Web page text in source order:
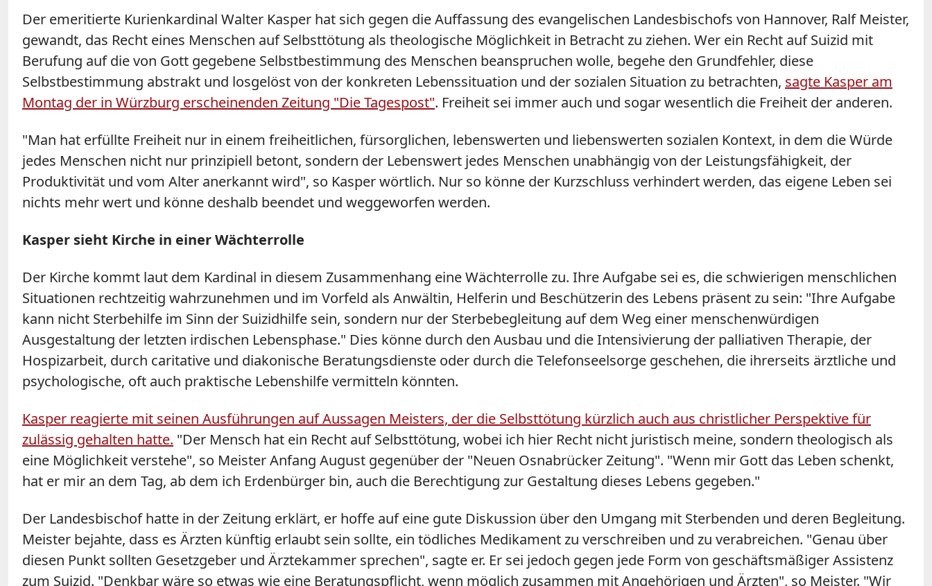
Der emeritierte Kurienkardinal Walter Kasper hat sich gegen die Auffassung des evangelischen Landesbischofs von Hannover, Ralf Meister,
gewandt, das Recht eines Menschen auf Selbsttötung als theologische Möglichkeit in Betracht zu ziehen. Wer ein Recht auf Suizid mit
Berufung auf die von Gott gegebene Selbstbestimmung des Menschen beanspruchen wolle, begehe den Grundfehler, diese
Selbstbestimmung abstrakt und losgelöst von der konkreten Lebenssituation und der sozialen Situation zu betrachten, sagte Kasper am
Montag der in Würzburg erscheinenden Zeitung "Die Tagespost". Freiheit sei immer auch und sogar wesentlich die Freiheit der anderen.
"Man hat erfüllte Freiheit nur in einem freiheitlichen, fürsorglichen, lebenswerten und liebenswerten sozialen Kontext, in dem die Würde
jedes Menschen nicht nur prinzipiell betont, sondern der Lebenswert jedes Menschen unabhängig von der Leistungsfähigkeit, der
Produktivität und vom Alter anerkannt wird", so Kasper wörtlich. Nur so könne der Kurzschluss verhindert werden, das eigene Leben sei
nichts mehr wert und könne deshalb beendet und weggeworfen werden.
Kasper sieht Kirche in einer Wächterrolle
Der Kirche kommt laut dem Kardinal in diesem Zusammenhang eine Wächterrolle zu. Ihre Aufgabe sei es, die schwierigen menschlichen
Situationen rechtzeitig wahrzunehmen und im Vorfeld als Anwältin, Helferin und Beschützerin des Lebens präsent zu sein: "Ihre Aufgabe
kann nicht Sterbehilfe im Sinn der Suizidhilfe sein, sondern nur der Sterbebegleitung auf dem Weg einer menschenwürdigen
Ausgestaltung der letzten irdischen Lebensphase." Dies könne durch den Ausbau und die Intensivierung der palliativen Therapie, der
Hospizarbeit, durch caritative und diakonische Beratungsdienste oder durch die Telefonseelsorge geschehen, die ihrerseits ärztliche und
psychologische, oft auch praktische Lebenshilfe vermitteln könnten.
Kasper reagierte mit seinen Ausführungen auf Aussagen Meisters, der die Selbsttötung kürzlich auch aus christlicher Perspektive für
zulässig gehalten hatte. "Der Mensch hat ein Recht auf Selbsttötung, wobei ich hier Recht nicht juristisch meine, sondern theologisch als
eine Möglichkeit verstehe", so Meister Anfang August gegenüber der "Neuen Osnabrücker Zeitung". "Wenn mir Gott das Leben schenkt,
hat er mir an dem Tag, ab dem ich Erdenbürger bin, auch die Berechtigung zur Gestaltung dieses Lebens gegeben."
Der Landesbischof hatte in der Zeitung erklärt, er hoffe auf eine gute Diskussion über den Umgang mit Sterbenden und deren Begleitung.
Meister bejahte, dass es Ärzten künftig erlaubt sein sollte, ein tödliches Medikament zu verschreiben und zu verabreichen. "Genau über
diesen Punkt sollten Gesetzgeber und Ärztekammer sprechen", sagte er. Er sei jedoch gegen jede Form von geschäftsmäßiger Assistenz
zum Suizid. "Denkbar wäre so etwas wie eine Beratungspflicht, wenn möglich zusammen mit Angehörigen und Ärzten", so Meister. "Wir